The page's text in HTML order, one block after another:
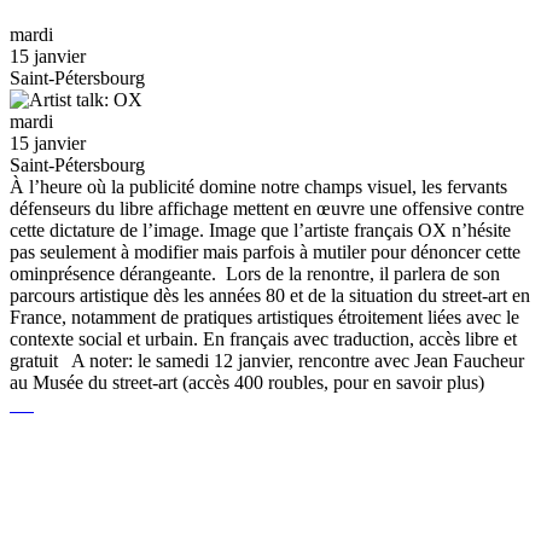
mardi
15 janvier
Saint-Pétersbourg
mardi
15 janvier
Saint-Pétersbourg
À l’heure où la publicité domine notre champs visuel, les fervants
défenseurs du libre affichage mettent en œuvre une offensive contre
cette dictature de l’image. Image que l’artiste français OX n’hésite
pas seulement à modifier mais parfois à mutiler pour dénoncer cette
ominprésence dérangeante. Lors de la renontre, il parlera de son
parcours artistique dès les années 80 et de la situation du street-art en
France, notamment de pratiques artistiques étroitement liées avec le
contexte social et urbain. En français avec traduction, accès libre et
gratuit A noter: le samedi 12 janvier, rencontre avec Jean Faucheur
au Musée du street-art (accès 400 roubles, pour en savoir plus)